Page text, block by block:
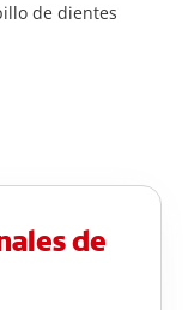
de dientes
de